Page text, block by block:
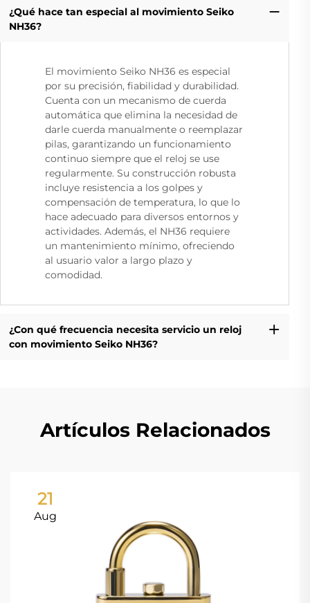
¿Qué hace tan especial al movimiento Seiko
NH36?
El movimiento Seiko NH36 es especial
por su precisión, fiabilidad y durabilidad.
Cuenta con un mecanismo de cuerda
automática que elimina la necesidad de
darle cuerda manualmente o reemplazar
pilas, garantizando un funcionamiento
continuo siempre que el reloj se use
regularmente. Su construcción robusta
incluye resistencia a los golpes y
compensación de temperatura, lo que lo
hace adecuado para diversos entornos y
actividades. Además, el NH36 requiere
un mantenimiento mínimo, ofreciendo
al usuario valor a largo plazo y
comodidad.
¿Con qué frecuencia necesita servicio un reloj
con movimiento Seiko NH36?
Artículos Relacionados
21
Aug